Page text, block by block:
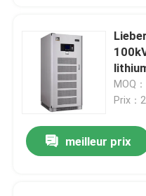
MOQ
Prix：
meilleur prix